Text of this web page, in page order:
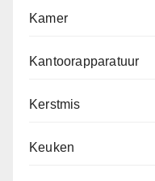
Kamer
Kantoorapparatuur
Kerstmis
Keuken